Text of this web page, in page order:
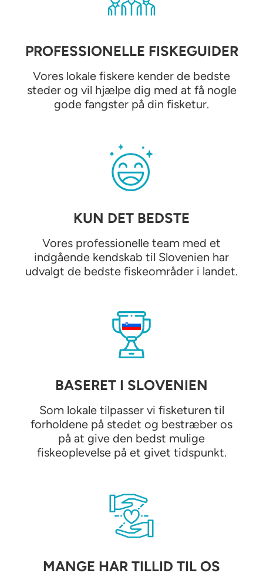
PROFESSIONELLE FISKEGUIDER
Vores lokale fiskere kender de bedste
steder og vil hjælpe dig med at få nogle
gode fangster på din fisketur.
KUN DET BEDSTE
Vores professionelle team med et
indgående kendskab til Slovenien har
udvalgt de bedste fiskeområder i landet.
BASERET I SLOVENIEN
Som lokale tilpasser vi fisketuren til
forholdene på stedet og bestræber os
på at give den bedst mulige
fiskeoplevelse på et givet tidspunkt.
MANGE HAR TILLID TIL OS